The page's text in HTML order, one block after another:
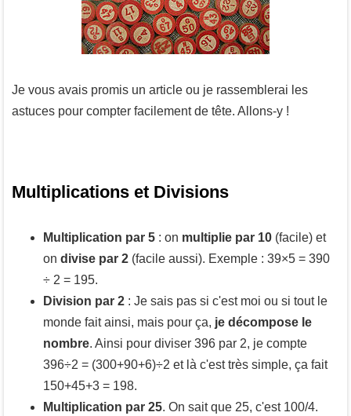
Je vous avais promis un article ou je rassemblerai les
astuces pour compter facilement de tête. Allons-y !
Multiplications et Divisions
Multiplication par 5 : on multiplie par 10 (facile) et
on divise par 2 (facile aussi). Exemple : 39×5 = 390
÷ 2 = 195.
Division par 2 : Je sais pas si c'est moi ou si tout le
monde fait ainsi, mais pour ça, je décompose le
nombre. Ainsi pour diviser 396 par 2, je compte
396÷2 = (300+90+6)÷2 et là c'est très simple, ça fait
150+45+3 = 198.
Multiplication par 25. On sait que 25, c'est 100/4.